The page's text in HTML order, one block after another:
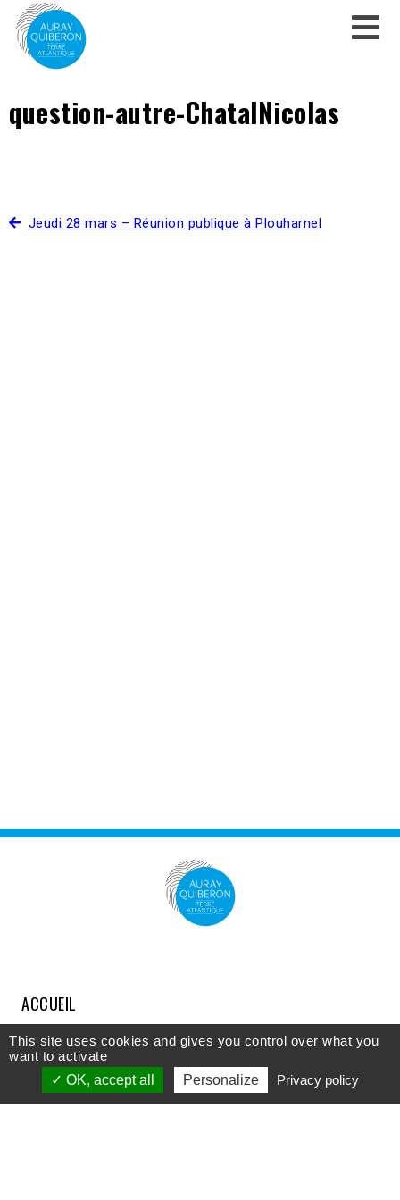
question-autre-ChatalNicolas
Jeudi 28 mars – Réunion publique à Plouharnel
ACCUEIL
COMPRENDRE
DÉCOUVRIR
This site uses cookies and gives you control over what you
want to activate
OK, accept all
Personalize Privacy policy